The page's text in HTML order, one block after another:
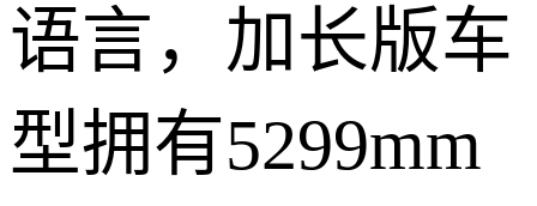
语言，加长版车
型拥有5299mm